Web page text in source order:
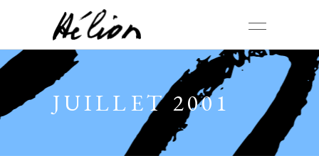
JUILLET 2001